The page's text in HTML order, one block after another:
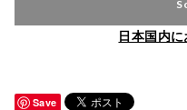
日本国内
Save